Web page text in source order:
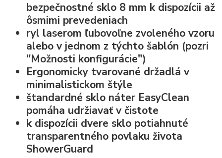
bezpečnostné sklo 8 mm k dispozícii až
ôsmimi prevedeniach
ryl laserom ľubovoľne zvoleného vzoru
alebo v jednom z týchto šablón (pozri
"Možnosti konfigurácie")
Ergonomicky tvarované držadlá v
minimalistickom štýle
štandardnésklo náter EasyClean
pomáha udržiavať v čistote
k dispozícii dvere sklo potiahnuté
transparentného povlaku života
ShowerGuard